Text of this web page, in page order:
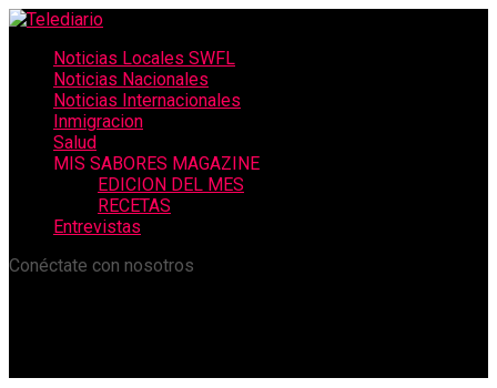
Noticias Locales SWFL
Noticias Nacionales
Noticias Internacionales
Inmigracion
Salud
MIS SABORES MAGAZINE
EDICION DEL MES
RECETAS
Entrevistas
Conéctate con nosotros